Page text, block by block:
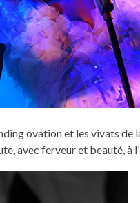
ovation et les vivats de
avec ferveur et beauté, à